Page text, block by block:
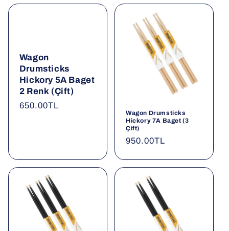
e
:
Wagon
Drumsticks
Hickory 5A Baget
2 Renk (Çift)
Normal
650.00TL
Wagon Drumsticks
Hickory 7A Baget (3
Çift)
Normal
950.00TL